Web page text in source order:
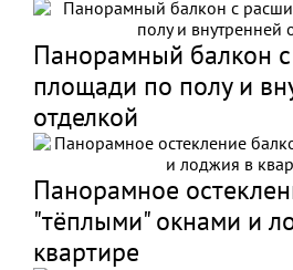
Панорамный балкон
площади по полу и
отделкой
Панорамное
"тёплыми" окнами и
квартире